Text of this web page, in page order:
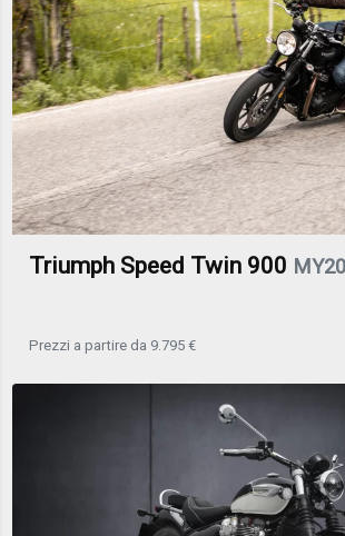
Triumph Speed Twin 900
Prezzi a partire da 9.795 €